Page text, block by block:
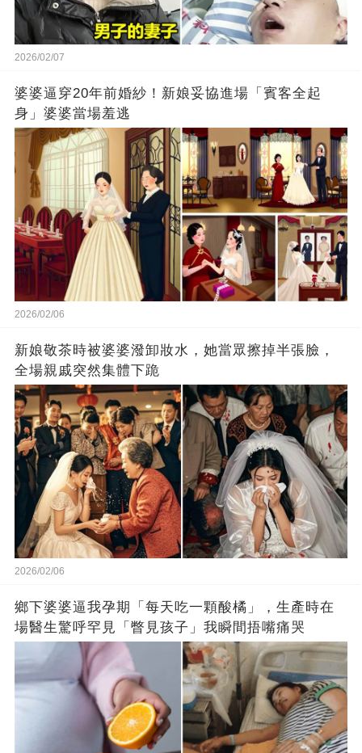
2026/02/07
婆婆逼穿20年前婚紗！新娘妥協進場「賓客全起
身」婆婆當場羞逃
2026/02/06
新娘敬茶時被婆婆潑卸妝水，她當眾擦掉半張臉，
全場親戚突然集體下跪
2026/02/06
鄉下婆婆逼我孕期「每天吃一顆酸橘」，生產時在
場醫生驚呼罕見「瞥見孩子」我瞬間捂嘴痛哭